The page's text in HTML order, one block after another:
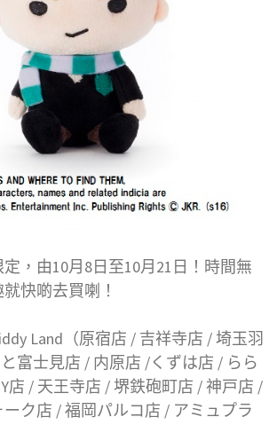
，由10月8日至10月21日！時間無
快啲去買喇！
Land（原宿店 / 吉祥寺店 / 埼玉羽
富士見店 / 内原店 /くずは店 / らら
店 / 天王寺店 / 堺鉄砲町店 / 神戸店 /
ク店 / 福岡パルコ店 / アミュプラ